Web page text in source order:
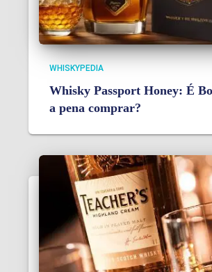
WHISKYPEDIA
Whisky Passport Honey: É
a pena comprar?